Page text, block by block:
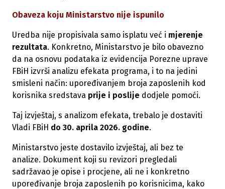
Obaveza koju Ministarstvo nije ispunilo
Uredba nije propisivala samo isplatu već i mjerenje
rezultata. Konkretno, Ministarstvo je bilo obavezno
da na osnovu podataka iz evidencija Porezne uprave
FBiH izvrši analizu efekata programa, i to na jedini
smisleni način: upoređivanjem broja zaposlenih kod
korisnika sredstava prije i poslije dodjele pomoći.
Taj izvještaj, s analizom efekata, trebalo je dostaviti
Vladi FBiH do 30. aprila 2026. godine.
Ministarstvo jeste dostavilo izvještaj, ali bez te
analize. Dokument koji su revizori pregledali
sadržavao je opise i procjene, ali ne i konkretno
upoređivanje broja zaposlenih po korisnicima, kako